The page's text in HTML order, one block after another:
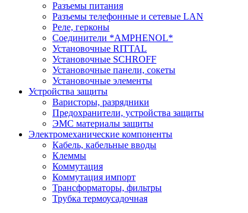
Разъемы питания
Разъемы телефонные и сетевые LAN
Реле, герконы
Соединители *AMPHENOL*
Установочные RITTAL
Установочные SCHROFF
Установочные панели, сокеты
Установочные элементы
Устройства защиты
Варисторы, разрядники
Предохранители, устройства защиты
ЭМС материалы защиты
Электромеханические компоненты
Кабель, кабельные вводы
Клеммы
Коммутация
Коммутация импорт
Трансформаторы, фильтры
Трубка термоусадочная